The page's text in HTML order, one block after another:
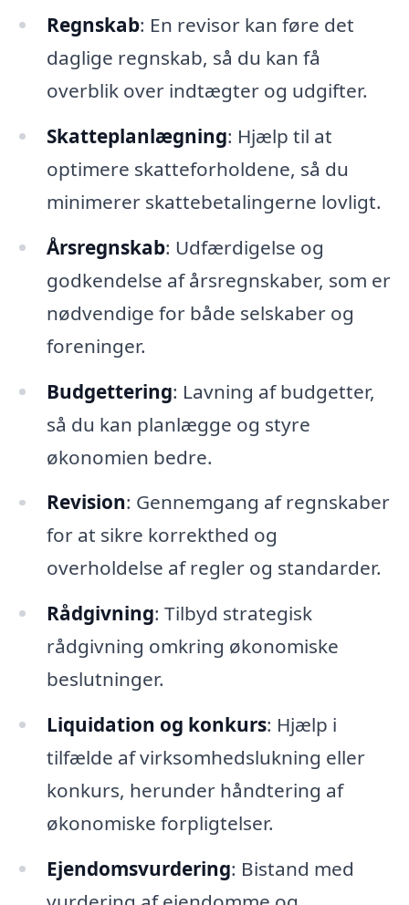
Regnskab: En revisor kan føre det
daglige regnskab, så du kan få
overblik over indtægter og udgifter.
Skatteplanlægning: Hjælp til at
optimere skatteforholdene, så du
minimerer skattebetalingerne lovligt.
Årsregnskab: Udfærdigelse og
godkendelse af årsregnskaber, som er
nødvendige for både selskaber og
foreninger.
Budgettering: Lavning af budgetter,
så du kan planlægge og styre
økonomien bedre.
Revision: Gennemgang af regnskaber
for at sikre korrekthed og
overholdelse af regler og standarder.
Rådgivning: Tilbyd strategisk
rådgivning omkring økonomiske
beslutninger.
Liquidation og konkurs: Hjælp i
tilfælde af virksomhedslukning eller
konkurs, herunder håndtering af
økonomiske forpligtelser.
Ejendomsvurdering: Bistand med